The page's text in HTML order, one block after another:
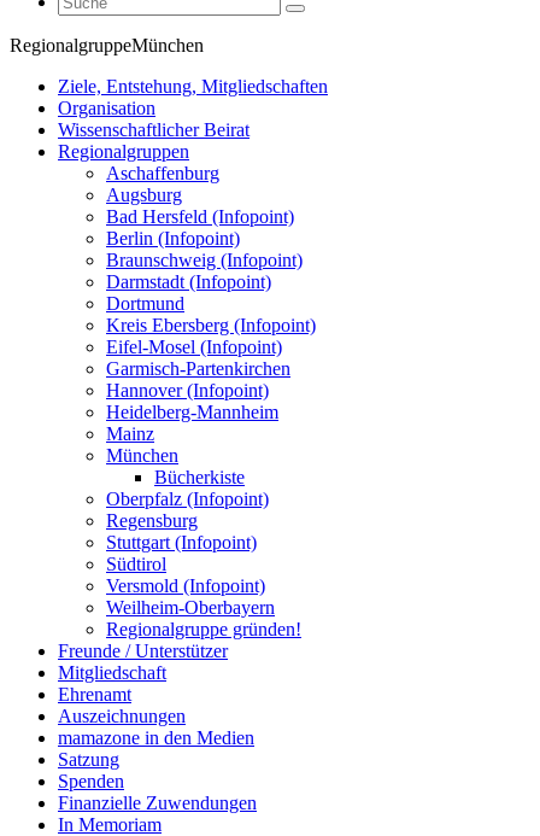
RegionalgruppeMünchen
Ziele, Entstehung, Mitgliedschaften
Organisation
Wissenschaftlicher Beirat
Regionalgruppen
Aschaffenburg
Augsburg
Bad Hersfeld (Infopoint)
Berlin (Infopoint)
Braunschweig (Infopoint)
Darmstadt (Infopoint)
Dortmund
Kreis Ebersberg (Infopoint)
Eifel-Mosel (Infopoint)
Garmisch-Partenkirchen
Hannover (Infopoint)
Heidelberg-Mannheim
Mainz
München
Bücherkiste
Oberpfalz (Infopoint)
Regensburg
Stuttgart (Infopoint)
Südtirol
Versmold (Infopoint)
Weilheim-Oberbayern
Regionalgruppe gründen!
Freunde / Unterstützer
Mitgliedschaft
Ehrenamt
Auszeichnungen
mamazone in den Medien
Satzung
Spenden
Finanzielle Zuwendungen
In Memoriam